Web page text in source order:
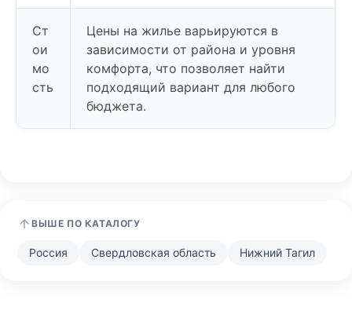
Ст
ои
мо
сть
Цены на жилье варьируются в
зависимости от района и уровня
комфорта, что позволяет найти
подходящий вариант для любого
бюджета.
ВЫШЕ ПО КАТАЛОГУ
Россия Свердловская область Нижний Тагил